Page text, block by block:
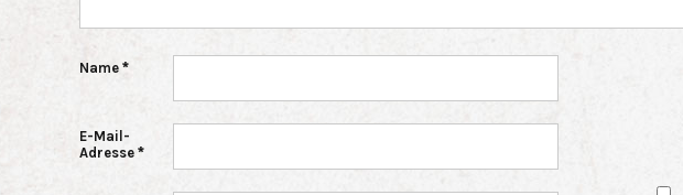
Name *
E-Mail-
Adresse *